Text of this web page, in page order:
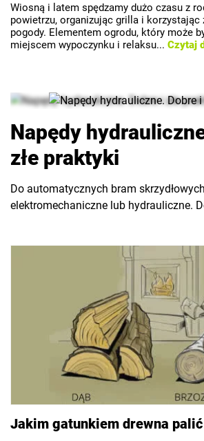
Wiosną i latem spędzamy dużo czasu z
powietrzu, organizując grilla i korzystając
pogody. Elementem ogrodu, który może
miejscem wypoczynku i relaksu... Czytaj
Napędy
złe praktyki
Do automatycznych bram
elektromechaniczne lub hydrauliczne.
Jakim gatunkiem drewna